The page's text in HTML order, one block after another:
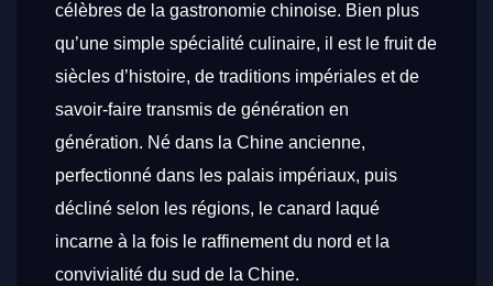
célèbres de la gastronomie chinoise. Bien plus
qu’une simple spécialité culinaire, il est le fruit de
siècles d’histoire, de traditions impériales et de
savoir-faire transmis de génération en
génération. Né dans la Chine ancienne,
perfectionné dans les palais impériaux, puis
décliné selon les régions, le canard laqué
incarne à la fois le raffinement du nord et la
convivialité du sud de la Chine.